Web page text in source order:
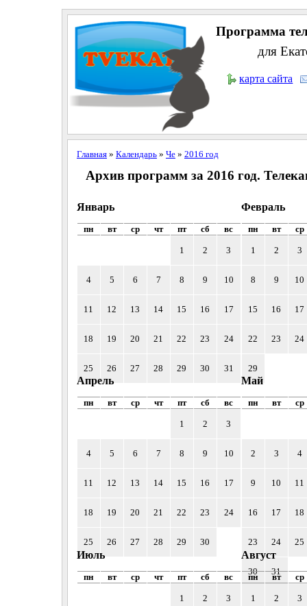
Программа
для
карта сайта
Главная» Календарь» Че» 2016 год
Архив программ за 2016 год.
Январь
пн вт ср чт пт сб вс
1 2 3
4 5 6 7 8 9 10
11 12 13 14 15 16 17
18 19 20 21 22 23 24
25 26 27 28 29 30 31
Февраль
пн вт ср
1 2 3
8 9 10
15 16 17
22 23 24
29
Апрель
пн вт ср чт пт сб вс
1 2 3
4 5 6 7 8 9 10
11 12 13 14 15 16 17
18 19 20 21 22 23 24
25 26 27 28 29 30
Май
пн вт ср
2 3 4
9 10 11
16 17 18
23 24 25
30 31
Июль
пн вт ср чт пт сб вс
1 2 3
Август
пн вт ср
1 2 3